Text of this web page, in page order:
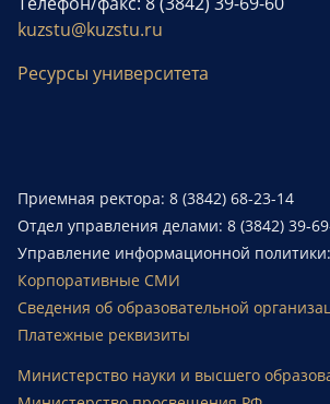
kuzstu@kuzstu.ru
Ресурсы университета
Приемная ректора: 8 (3842) 68-23-14
Отдел управления делами: 8 (3842) 39-
Управление информационной политики:
Корпоративные СМИ
Сведения об образовательной
Платежные реквизиты
Министерство науки и высшего